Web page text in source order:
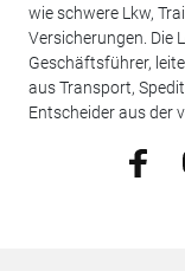
wie schwere Lkw,
Versicherungen. Die
Geschäftsführer,
aus Transport,
Entscheider aus der